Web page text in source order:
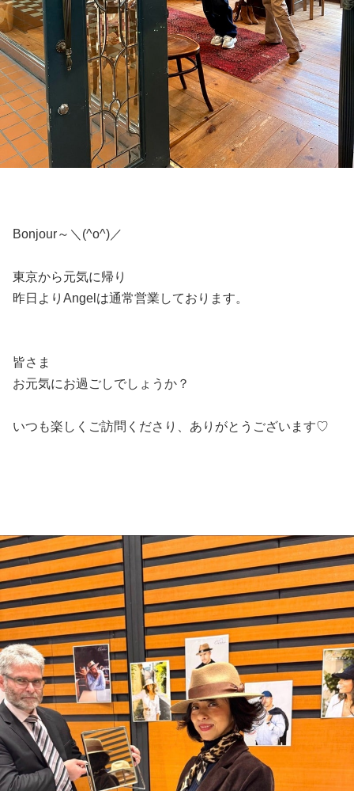
Bonjour～＼(^o^)／
東京から元気に帰り
昨日よりAngelは通常営業しております。
皆さま
お元気にお過ごしでしょうか？
いつも楽しくご訪問くださり、ありがとうございます♡